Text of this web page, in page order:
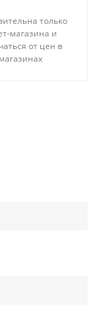
только
магазина и
от цен в